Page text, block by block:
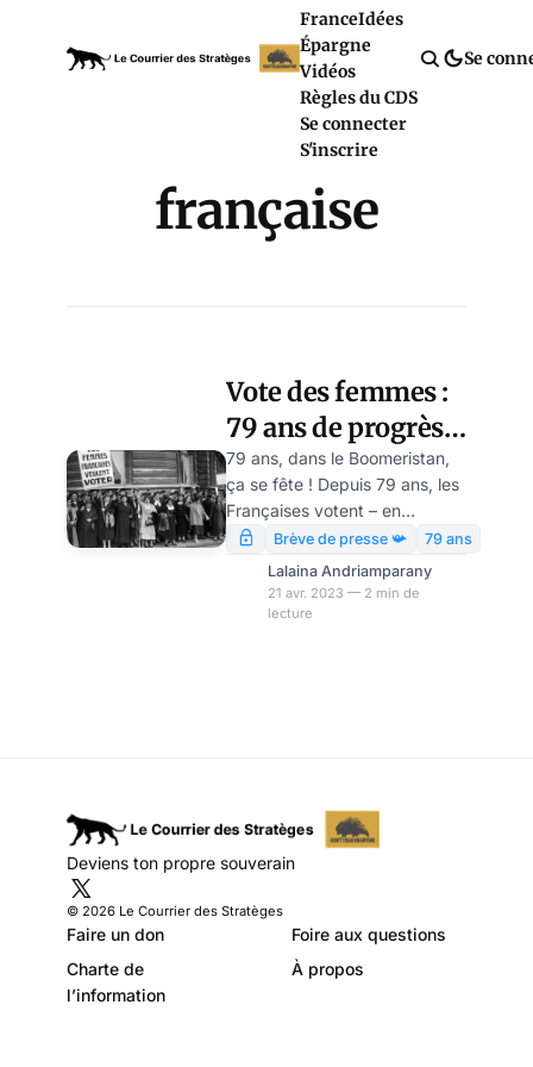
FranceIdées
Épargne
Vidéos
Règles du CDS
Se connecter
S'inscrire
Se
française
Vote des femmes :
79 ans de progrès
pour aboutir à
Macron, par
Modeste Schwartz
79 ans, dans le Boomeristan,
ça se fête ! Depuis 79 ans, les
Françaises votent – en
général, pour l’abolition de la
France, par dilution de
souveraineté, anéantissement
démographique et
Brève de presse 📯
79 ans
Lalaina Andriamparany
21 avr. 2023 — 2 min de
lecture
Deviens ton propre souverain
© 2026 Le Courrier des Stratèges
Faire un don
Foire aux questions
Charte de
l’information
À propos